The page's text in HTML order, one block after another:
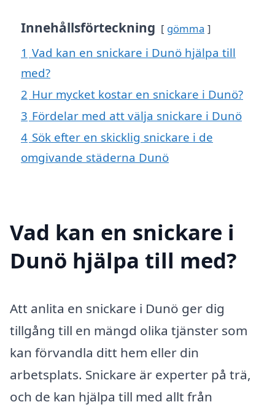
Innehållsförteckning gömma
1 Vad kan en snickare i Dunö hjälpa till
med?
2 Hur mycket kostar en snickare i Dunö?
3 Fördelar med att välja snickare i Dunö
4 Sök efter en skicklig snickare i de
omgivande städerna Dunö
Vad kan en snickare i
Dunö hjälpa till med?
Att anlita en snickare i Dunö ger dig
tillgång till en mängd olika tjänster som
kan förvandla ditt hem eller din
arbetsplats. Snickare är experter på trä,
och de kan hjälpa till med allt från